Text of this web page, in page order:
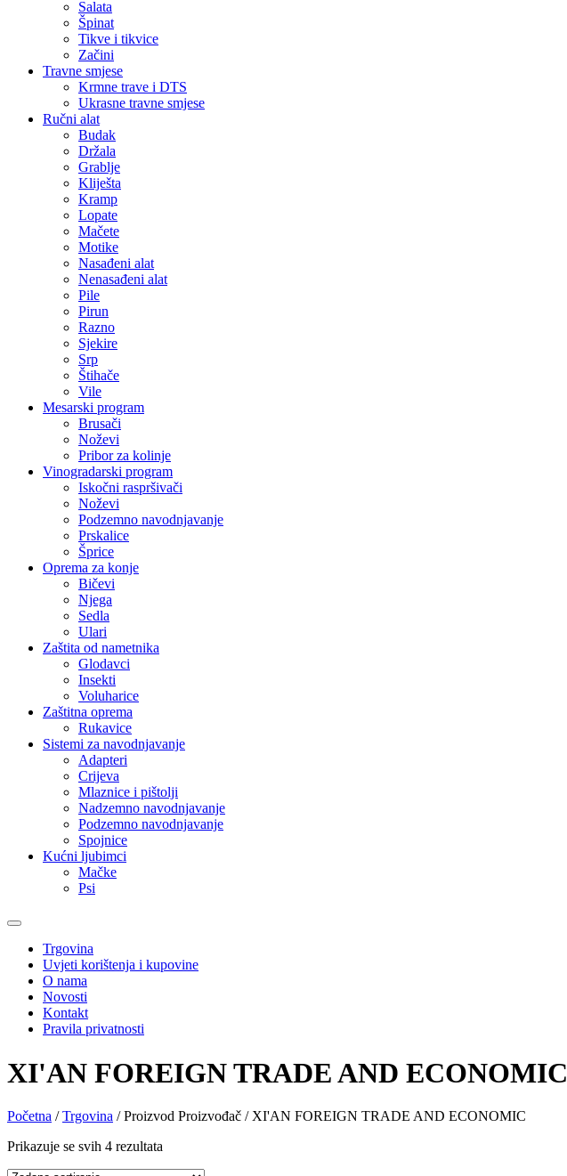
Salata
Špinat
Tikve i tikvice
Začini
Travne smjese
Krmne trave i DTS
Ukrasne travne smjese
Ručni alat
Budak
Držala
Grablje
Kliješta
Kramp
Lopate
Mačete
Motike
Nasađeni alat
Nenasađeni alat
Pile
Pirun
Razno
Sjekire
Srp
Štihače
Vile
Mesarski program
Brusači
Noževi
Pribor za kolinje
Vinogradarski program
Iskočni raspršivači
Noževi
Podzemno navodnjavanje
Prskalice
Šprice
Oprema za konje
Bičevi
Njega
Sedla
Ulari
Zaštita od nametnika
Glodavci
Insekti
Voluharice
Zaštitna oprema
Rukavice
Sistemi za navodnjavanje
Adapteri
Crijeva
Mlaznice i pištolji
Nadzemno navodnjavanje
Podzemno navodnjavanje
Spojnice
Kućni ljubimci
Mačke
Psi
Trgovina
Uvjeti korištenja i kupovine
O nama
Novosti
Kontakt
Pravila privatnosti
XI'AN FOREIGN TRADE AND ECONOMIC
Početna /Trgovina / Proizvod Proizvođač / XI'AN FOREIGN TRADE AND ECONOMIC
Prikazuje se svih 4 rezultata